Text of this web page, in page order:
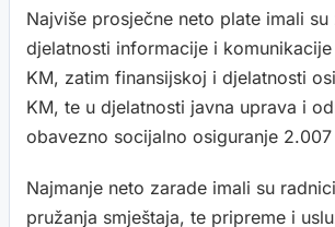
Najviše prosječne neto plate imali su
djelatnosti informacije i
KM, zatim finansijskoj i djelatnosti
KM, te u djelatnosti javna uprava i
obavezno socijalno osiguranje 2.007
Najmanje neto zarade imali su
pružanja smještaja, te pripreme i